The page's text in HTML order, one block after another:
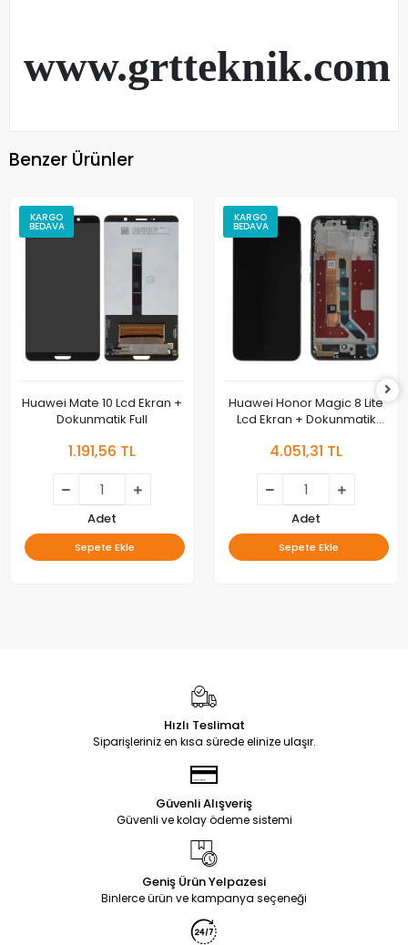
www.grtteknik.com
Benzer Ürünler
KARGO
BEDAVA
Huawei Mate 10 Lcd Ekran +
Dokunmatik Full
1.191,56 TL
Adet
Sepete Ekle
KARGO
BEDAVA
Huawei Honor Magic 8 Lite
Lcd Ekran + Dokunmatik
4.051,31 TL
Adet
Sepete Ekle
Hızlı Teslimat
Siparişleriniz en kısa sürede elinize ulaşır.
Güvenli Alışveriş
Güvenli ve kolay ödeme sistemi
Geniş Ürün Yelpazesi
Binlerce ürün ve kampanya seçeneği